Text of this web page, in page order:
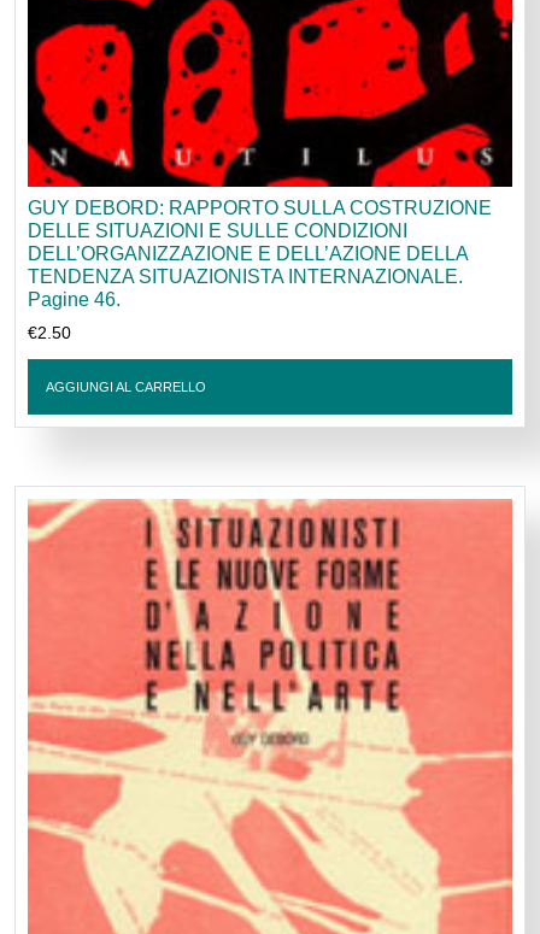
GUY DEBORD: RAPPORTO SULLA COSTRUZIONE
DELLE SITUAZIONI E SULLE CONDIZIONI
DELL’ORGANIZZAZIONE E DELL’AZIONE DELLA
TENDENZA SITUAZIONISTA INTERNAZIONALE.
Pagine 46.
€2.50
AGGIUNGI AL CARRELLO